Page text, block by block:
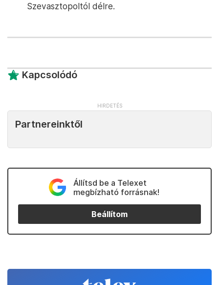
Szevasztopoltól délre.
Kapcsolódó
Partnereinktől
Állítsd be a Telexet
megbízható forrásnak!
Beállítom